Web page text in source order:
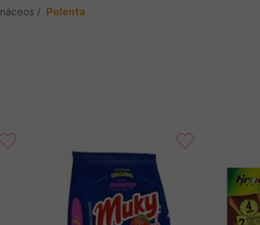
Polenta